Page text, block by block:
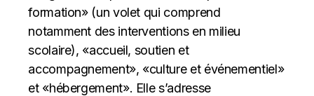
formation» (un volet qui comprend
notamment des interventions en milieu
scolaire), «accueil, soutien et
accompagnement», «culture et événementiel»
et «hébergement». Elle s’adresse